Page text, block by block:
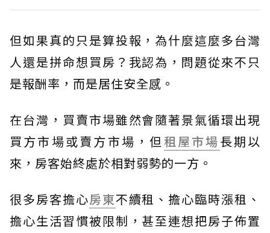
但如果真的只是算投報，為什麼這麼多台灣
人還是拼命想買房？我認為，問題從來不只
是報酬率，而是居住安全感。
在台灣，買賣市場雖然會隨著景氣循環出現
買方市場或賣方市場，但租屋市場長期以
來，房客始終處於相對弱勢的一方。
很多房客擔心房東不續租、擔心臨時漲租、
擔心生活習慣被限制，甚至連想把房子佈置